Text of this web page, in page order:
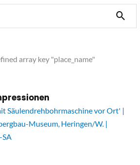
array key "place_name"